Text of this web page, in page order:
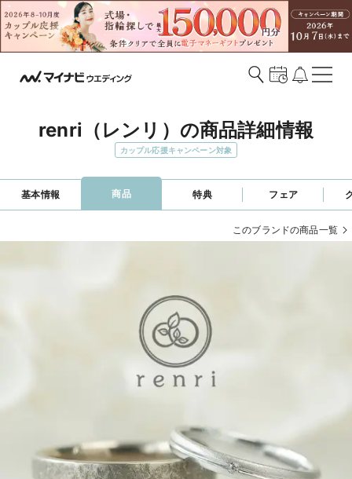
renri（レンリ）の商品詳細情報
カップル応援キャンペーン対象
基本情報 商品 特典 フェア
このブランドの商品一覧